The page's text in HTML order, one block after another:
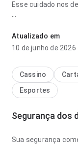
Esse cuidado nos
estável no ponto de
instalar; a interface
Esse equilíbrio
Atualizado em
10 de junho de 2026
Cassino
Esportes
Segurança dos
Sua segurança